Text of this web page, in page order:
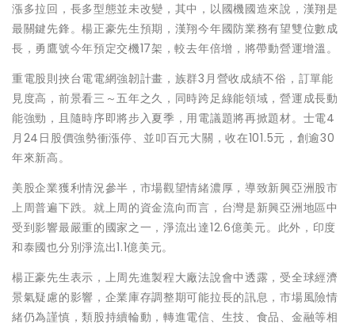
漲多拉回，長多型態並未改變，其中，以國機國造來說，漢翔是
最關鍵先鋒。楊正豪先生預期，漢翔今年國防業務有望雙位數成
長，勇鷹號今年預定交機17架，較去年倍增，將帶動營運增溫。
重電股則挾台電電網強韌計畫，族群3月營收成績不俗，訂單能
見度高，前景看三～五年之久，同時跨足綠能領域，營運成長動
能強勁，且隨時序即將步入夏季，用電議題將再掀題材。士電4
月24日股價強勢衝漲停、並叩百元大關，收在101.5元，創逾30
年來新高。
美股企業獲利情況參半，市場觀望情緒濃厚，導致新興亞洲股市
上周普遍下跌。就上周的資金流向而言，台灣是新興亞洲地區中
受到影響最嚴重的國家之一，淨流出達12.6億美元。此外，印度
和泰國也分別淨流出1.1億美元。
楊正豪先生表示，上周先進製程大廠法說會中透露，受全球經濟
景氣疑慮的影響，企業庫存調整期可能拉長的訊息，市場風險情
緒仍為謹慎，類股持續輪動，轉進電信、生技、食品、金融等相